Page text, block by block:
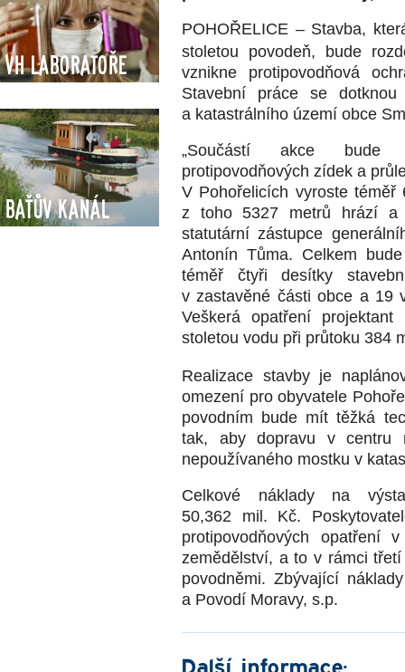
VH Laboratoře
Baťův kanál
POHOŘELICE – Stavba,
stoletou povodeň, bude
vznikne protipovodňová
Stavební práce se dotknou
a katastrálního území obce
„Součástí akce bude
protipovodňových zídek a
V Pohořelicích vyroste téměř
z toho 5327 metrů hrází a
statutární zástupce
Antonín Tůma. Celkem
téměř čtyři desítky
v zastavěné části obce a 19
Veškerá opatření
stoletou vodu při průtoku 384
Realizace stavby je
omezení pro obyvatele
povodním bude mít těžká
tak, aby dopravu v centru
nepoužívaného mostku v
Celkové náklady na
50,362 mil. Kč.
protipovodňových opatření
zemědělství, a to v rámci
povodněmi. Zbývající
a Povodí Moravy, s.p.